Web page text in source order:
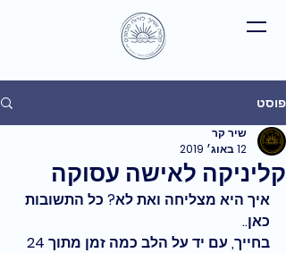
פוסט
קליניקה לאישה עסוקה
שיר קר
12 באוג׳ 2019
איך היא מצליחה ואת לא? כל התשובות
כאן..